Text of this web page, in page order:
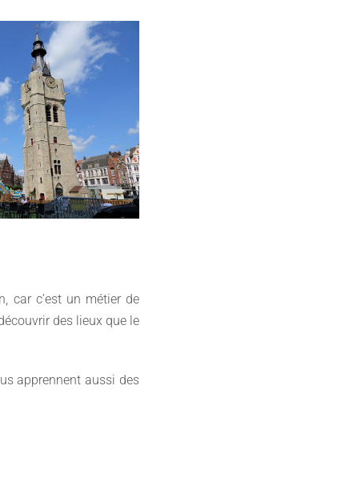
car c’est un métier de
des lieux que le
apprennent aussi des